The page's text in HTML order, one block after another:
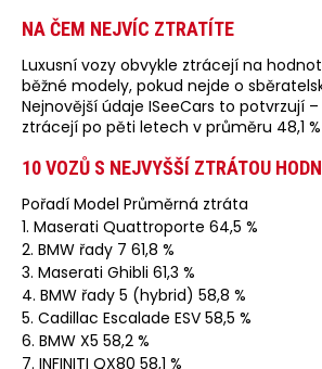
NA ČEM NEJVÍC ZTRATÍTE
Luxusní vozy obvykle ztrácejí na
běžné modely, pokud nejde o
Nejnovější údaje ISeeCars to potvrzují
ztrácejí po pěti letech v průměru 48,1
10 VOZŮ S NEJVYŠŠÍ ZTRÁTOU
Pořadí Model Průměrná ztráta
1. Maserati Quattroporte 64,5 %
2. BMW řady 7 61,8 %
3. Maserati Ghibli 61,3 %
4. BMW řady 5 (hybrid) 58,8 %
5. Cadillac Escalade ESV 58,5 %
6. BMW X5 58,2 %
7. INFINITI QX80 58,1 %